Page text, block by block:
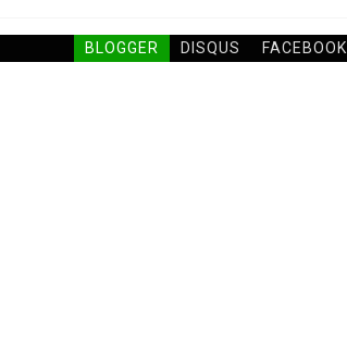
BLOGGER DISQUS FACEBOOK